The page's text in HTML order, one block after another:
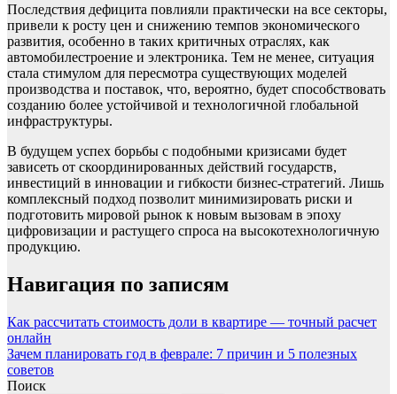
Последствия дефицита повлияли практически на все секторы,
привели к росту цен и снижению темпов экономического
развития, особенно в таких критичных отраслях, как
автомобилестроение и электроника. Тем не менее, ситуация
стала стимулом для пересмотра существующих моделей
производства и поставок, что, вероятно, будет способствовать
созданию более устойчивой и технологичной глобальной
инфраструктуры.
В будущем успех борьбы с подобными кризисами будет
зависеть от скоординированных действий государств,
инвестиций в инновации и гибкости бизнес-стратегий. Лишь
комплексный подход позволит минимизировать риски и
подготовить мировой рынок к новым вызовам в эпоху
цифровизации и растущего спроса на высокотехнологичную
продукцию.
Навигация по записям
Как рассчитать стоимость доли в квартире — точный расчет
онлайн
Зачем планировать год в феврале: 7 причин и 5 полезных
советов
Поиск